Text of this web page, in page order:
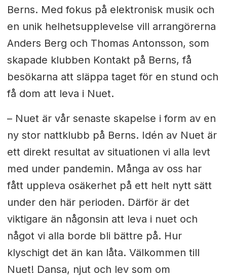
Berns. Med fokus på elektronisk musik och
en unik helhetsupplevelse vill arrangörerna
Anders Berg och Thomas Antonsson, som
skapade klubben Kontakt på Berns, få
besökarna att släppa taget för en stund och
få dom att leva i Nuet.
– Nuet är vår senaste skapelse i form av en
ny stor nattklubb på Berns. Idén av Nuet är
ett direkt resultat av situationen vi alla levt
med under pandemin. Många av oss har
fått uppleva osäkerhet på ett helt nytt sätt
under den här perioden. Därför är det
viktigare än någonsin att leva i nuet och
något vi alla borde bli bättre på. Hur
klyschigt det än kan låta. Välkommen till
Nuet! Dansa, njut och lev som om